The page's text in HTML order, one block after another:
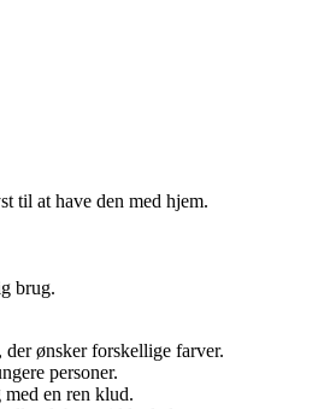
til at have den med hjem.
brug.
ønsker forskellige farver.
personer.
en ren klud.